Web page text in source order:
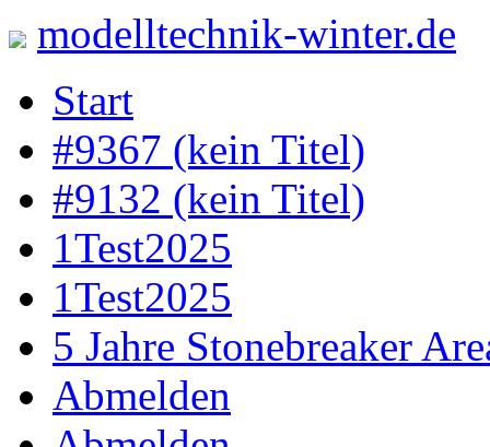
modelltechnik-winter.de
to
contentStart
#9367 (kein Titel)
#9132 (kein Titel)
1Test2025
1Test2025
5 Jahre Stonebreaker
Abmelden